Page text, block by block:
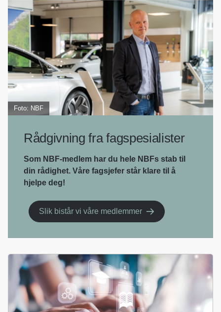
Foto: NBF
Rådgivning fra fagspesialister
Som NBF-medlem har du hele NBFs stab til
din rådighet. Våre fagsjefer står klare til å
hjelpe deg!
Slik bistår vi våre medlemmer